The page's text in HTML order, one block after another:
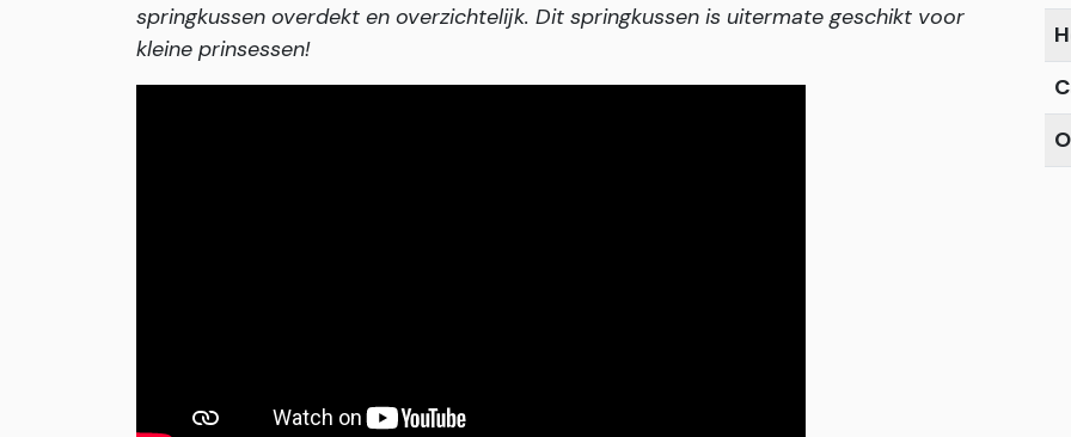
springkussen overdekt en overzichtelijk. Dit springkussen is uitermate geschikt voor
kleine prinsessen!